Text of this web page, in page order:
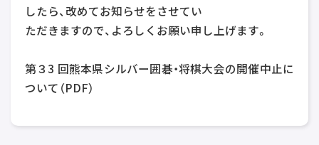
したら、改めてお知らせをさせてい
ただきますので、よろしくお願い申し上げます。
第３3 回熊本県シルバー囲碁・将棋大会の開催中止に
ついて（PDF）